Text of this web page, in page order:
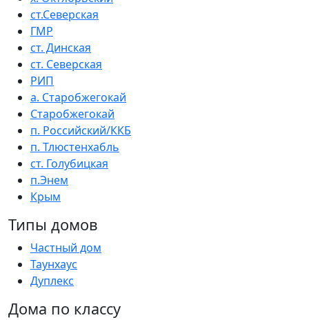
ст.Северская
ГМР
ст. Динская
ст. Северская
РИП
а. Старобжегокай
Старобжегокай
п. Российский/ККБ
п. Тлюстенхабль
ст. Голубицкая
п.Энем
Крым
Типы домов
Частный дом
Таунхаус
Дуплекс
Дома по классу